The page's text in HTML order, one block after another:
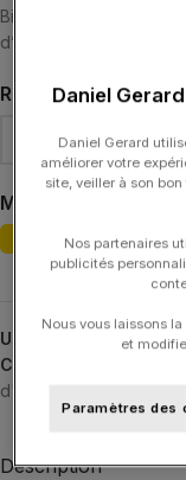
Bijou intemporel et chic
d’élégantes perles de
RÉSINE
MATIÈRE
UGS :
B4GI003DI
Catégories :
d'Oreilles
Description
Daniel
Daniel Gerard
améliorer votre
site, veiller à son
Nos partenaires
publicités
Nous vous laissons
et
Paramètres des